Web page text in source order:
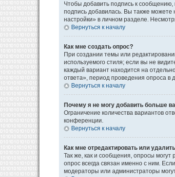
Чтобы добавить подпись к
подпись добавилась. Вы также
настройки» в личном разделе.
Вернуться к началу
Как мне создать опрос?
При создании темы или
используемого стиля; если вы не
каждый вариант находится на
ответа», период проведения опроса в
Вернуться к началу
Почему я не могу добавить больше
Ограничение количества вариантов
конференции.
Вернуться к началу
Как мне отредактировать или
Так же, как и сообщения, опросы
опрос всегда связан именно с ним.
модераторы или администраторы